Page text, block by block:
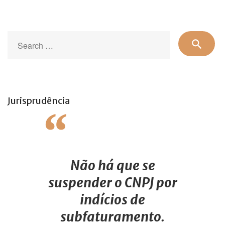
for:
search
Jurisprudência
Não há que se
suspender o CNPJ por
indícios de
subfaturamento.